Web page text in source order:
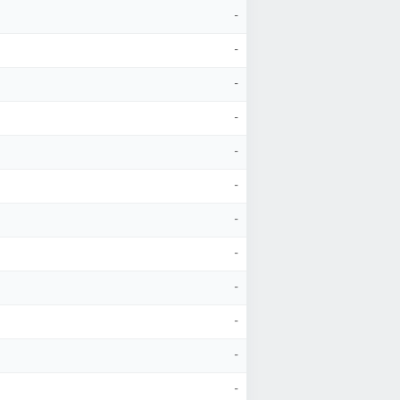
-
-
-
-
-
-
-
-
-
-
-
-